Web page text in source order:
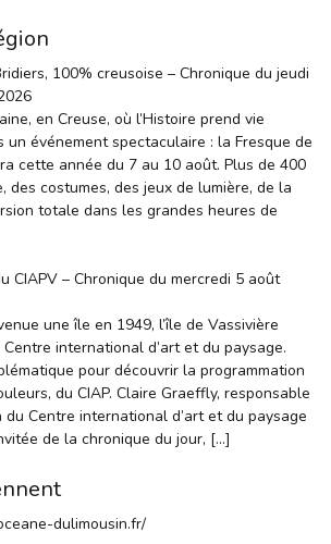
100% creusoise – Chronique du jeudi
en Creuse, où l’Histoire prend vie
événement spectaculaire : la Fresque de
cette année du 7 au 10 août. Plus de 400
des costumes, des jeux de lumière, de la
totale dans les grandes heures de
CIAPV – Chronique du mercredi 5 août
une île en 1949, l’île de Vassivière
international d’art et du paysage.
pour découvrir la programmation
du CIAP. Claire Graeffly, responsable
Centre international d’art et du paysage
de la chronique du jour, […]